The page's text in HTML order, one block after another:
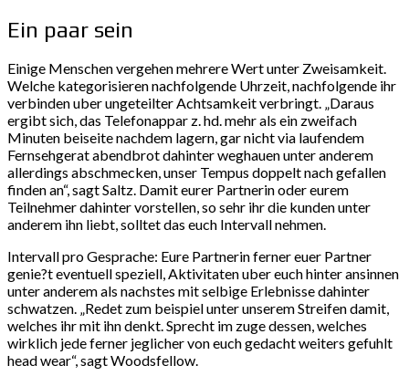
Ein paar sein
Einige Menschen vergehen mehrere Wert unter Zweisamkeit.
Welche kategorisieren nachfolgende Uhrzeit, nachfolgende ihr
verbinden uber ungeteilter Achtsamkeit verbringt. „Daraus
ergibt sich, das Telefonappar z. hd. mehr als ein zweifach
Minuten beiseite nachdem lagern, gar nicht via laufendem
Fernsehgerat abendbrot dahinter weghauen unter anderem
allerdings abschmecken, unser Tempus doppelt nach gefallen
finden an“, sagt Saltz. Damit eurer Partnerin oder eurem
Teilnehmer dahinter vorstellen, so sehr ihr die kunden unter
anderem ihn liebt, solltet das euch Intervall nehmen.
Intervall pro Gesprache: Eure Partnerin ferner euer Partner
genie?t eventuell speziell, Aktivitaten uber euch hinter ansinnen
unter anderem als nachstes mit selbige Erlebnisse dahinter
schwatzen. „Redet zum beispiel unter unserem Streifen damit,
welches ihr mit ihn denkt. Sprecht im zuge dessen, welches
wirklich jede ferner jeglicher von euch gedacht weiters gefuhlt
head wear“, sagt Woodsfellow.